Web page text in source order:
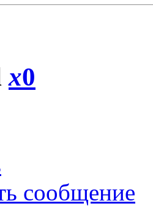
x0
сообщение